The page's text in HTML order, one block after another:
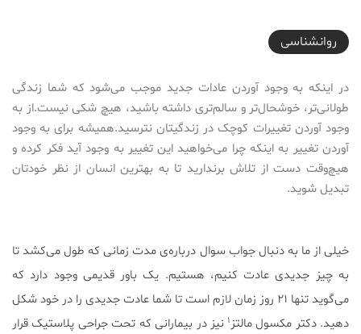
2017-08-15T20:30:32+04:30
روانشناسی
در اینکه به وجود آوردن عادات جدید موجب می‌شود که شما زندگی
طولانی‌تر، خوشحال‌تر و سالم‌تری داشته باشید، هیچ شکی نیست.از به
وجود آوردن تغییرات کوچک در زندگیتان نترسید.همیشه برای به وجود
آوردن تغییر به اینکه چرا می‌خواهید این تغییر به وجود آید فکر کرده و
هیچ‌وقت دست از تلاش برندارید تا به بهترین انسان از نظر خودتان
تبدیل شوید.
خیلی از ما به دنبال جواب سوال درباره‌ی مدت زمانی که طول می‌کشد تا
به چیز جدیدی عادت کنیم، هستیم. یک باور قدیمی وجود دارد که
می‌گوید تنها ۲۱ روز زمان لازم است تا شما عادت جدیدی را در خود شکل
دهید. دکتر مکسول مالتز۱ نیز در بیمارانی که تحت جراحی پلاستیک قرار